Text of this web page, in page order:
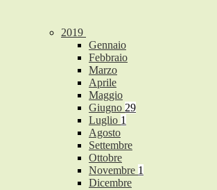
2019
Gennaio
Febbraio
Marzo
Aprile
Maggio
Giugno 29
Luglio 1
Agosto
Settembre
Ottobre
Novembre 1
Dicembre